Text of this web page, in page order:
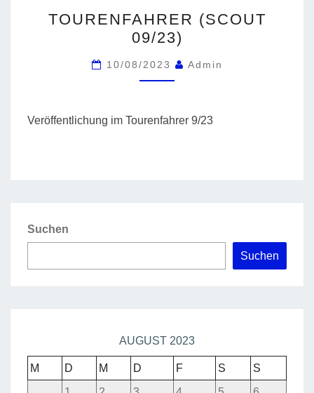
(SCOUT
09/23)
TOURENFAHRER (SCOUT
09/23)
10/08/2023 Admin
Veröffentlichung im Tourenfahrer 9/23
Suchen
Suchen
AUGUST 2023
M D M D F S
S